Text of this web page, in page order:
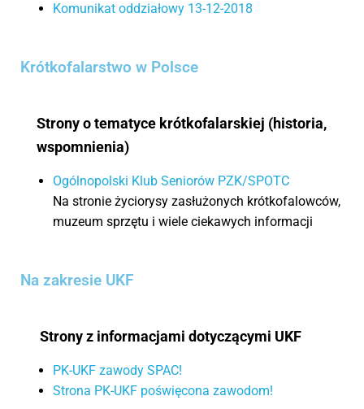
Komunikat oddziałowy 13-12-2018
Krótkofalarstwo w Polsce
Strony o tematyce krótkofalarskiej (historia,
wspomnienia)
Ogólnopolski Klub Seniorów PZK/SPOTC
Na stronie życiorysy zasłużonych krótkofalowców,
muzeum sprzętu i wiele ciekawych informacji
Na zakresie UKF
Strony z informacjami dotyczącymi UKF
PK-UKF zawody SPAC!
Strona PK-UKF poświęcona zawodom!